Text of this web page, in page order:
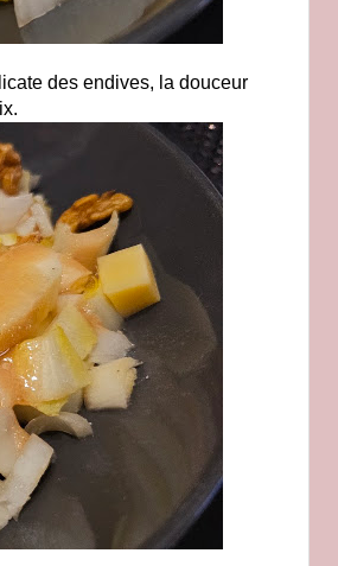
des endives, la douceur